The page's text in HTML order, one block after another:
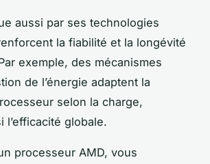
aussi par ses technologies
la fiabilité et la longévité
exemple, des mécanismes
de l’énergie adaptent la
selon la charge,
l’efficacité globale.
processeur AMD, vous